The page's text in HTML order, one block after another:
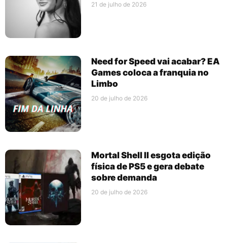
21 de julho de 2026
Need for Speed vai acabar? EA
Games coloca a franquia no
Limbo
20 de julho de 2026
Mortal Shell II esgota edição
física de PS5 e gera debate
sobre demanda
20 de julho de 2026